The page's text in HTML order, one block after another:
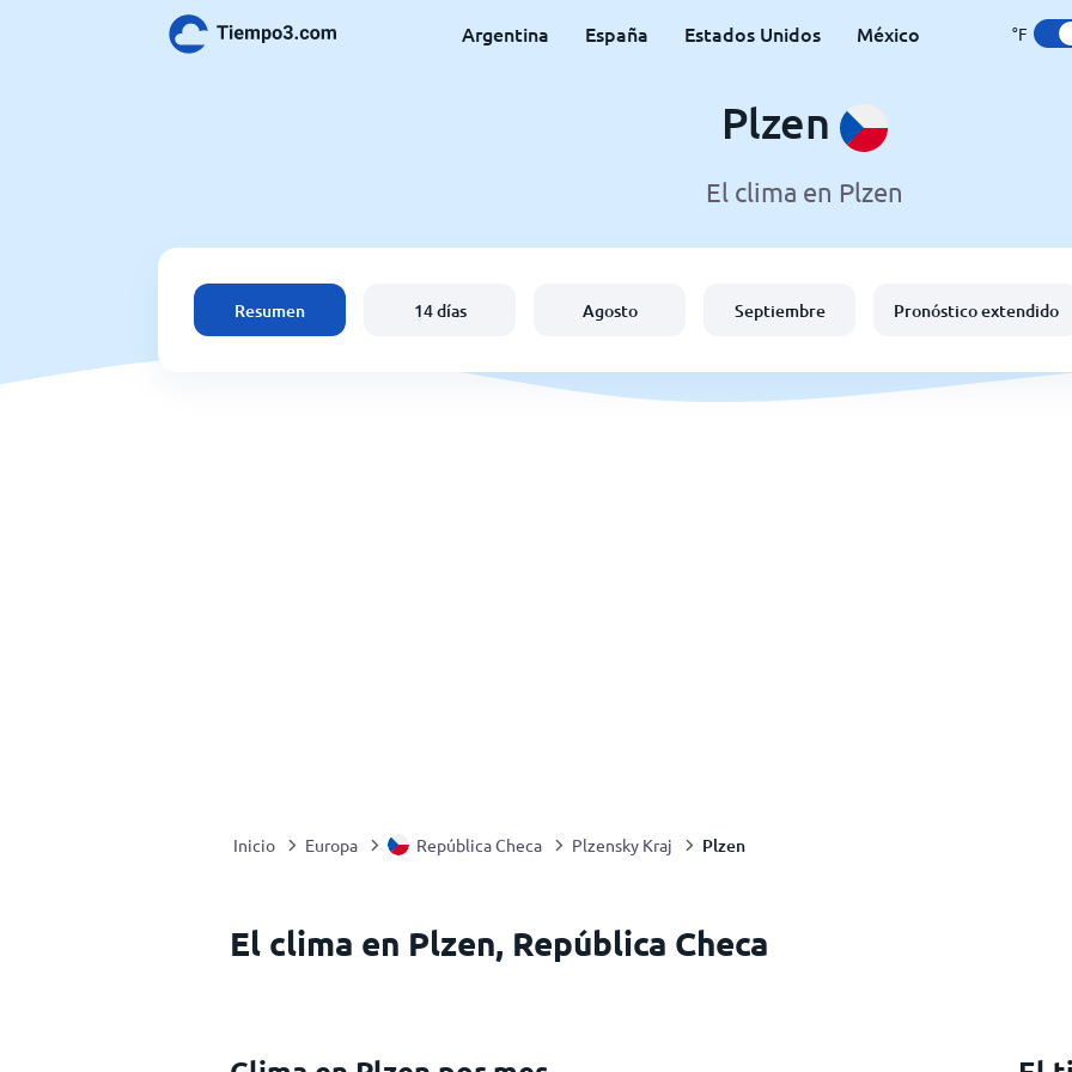
Argentina España Estados Unidos México °F
Plzen
El clima en Plzen
Resumen 14 días Agosto Septiembre Pronóstico extendido
Inicio Europa República Checa Plzensky Kraj Plzen
El clima en Plzen, República Checa